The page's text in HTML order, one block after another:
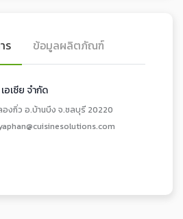
ร ข้อมูลผลิตภัณฑ์
อเซีย จำกัด
งกิ่ว อ.บ้านบึง จ.ชลบุรี 20220